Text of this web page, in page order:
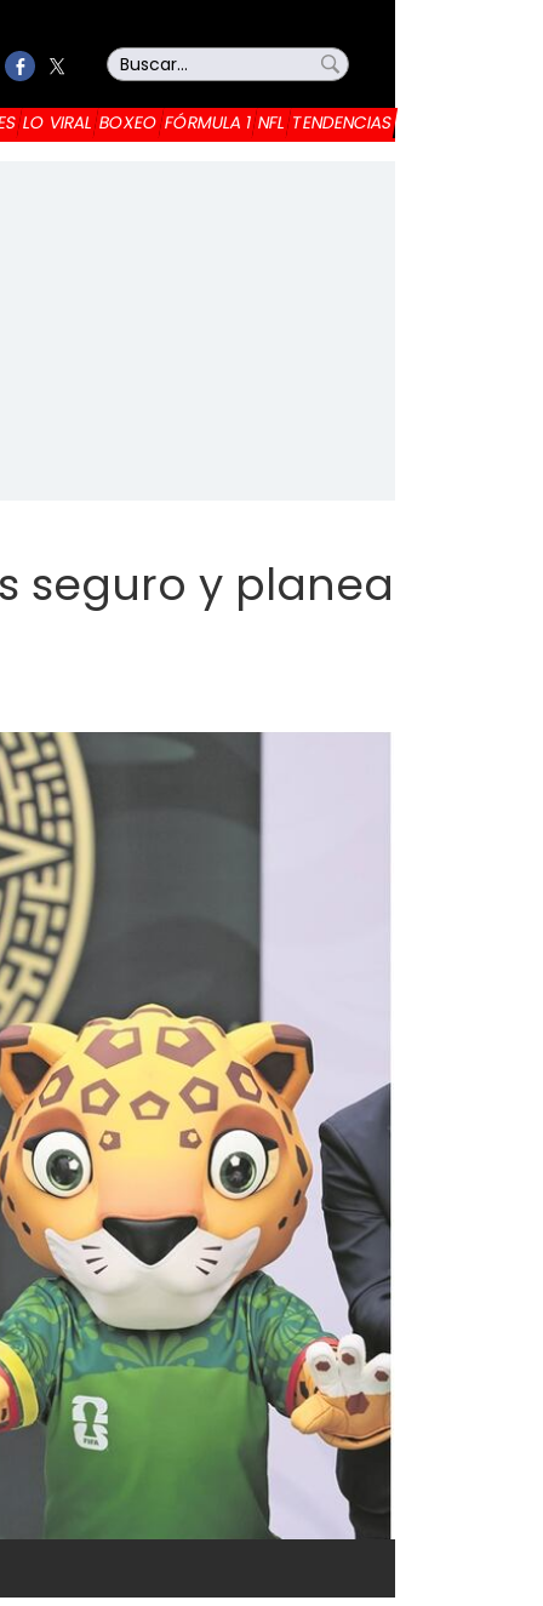
LO VIRAL BOXEO FÓRMULA 1 NFL TENDENCIAS
seguro y planea